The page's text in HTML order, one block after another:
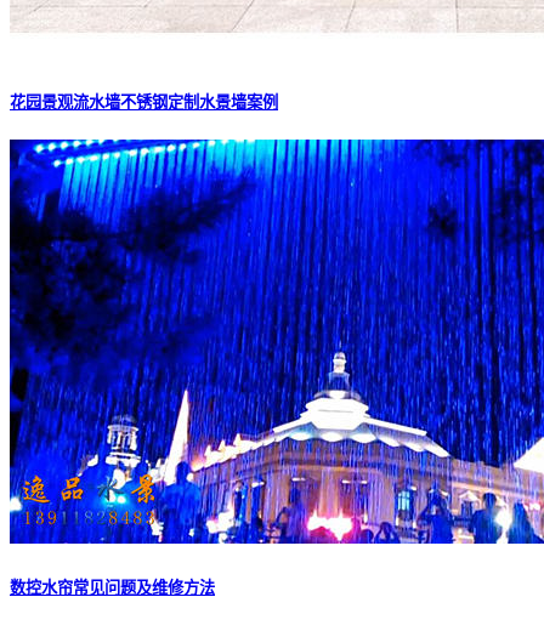
花园景观流水墙不锈钢定制水景墙案例
数控水帘常见问题及维修方法